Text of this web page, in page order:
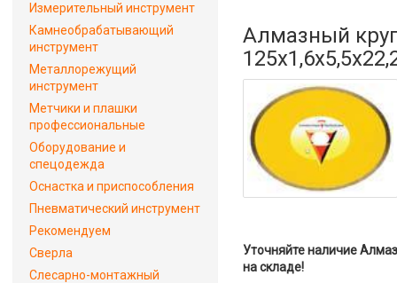
Алмазный
Уточняйте наличие
на складе!
Измерительный инструмент
Камнеобрабатывающий
инструмент
Металлорежущий
инструмент
Метчики и плашки
профессиональные
Оборудование и
спецодежда
Оснастка и приспособления
Пневматический инструмент
Рекомендуем
Сверла
Слесарно-монтажный